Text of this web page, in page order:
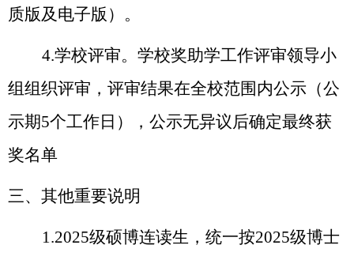
质版及电子版） 。
4.学校评审。学校奖助学工作评审领导小
组组织评审，评审结果在全校范围内公示（公
示期5个工作日），公示无异议后确定最终获
奖名单
三、其他重要说明
1.2025级硕博连读生，统一按2025级博士